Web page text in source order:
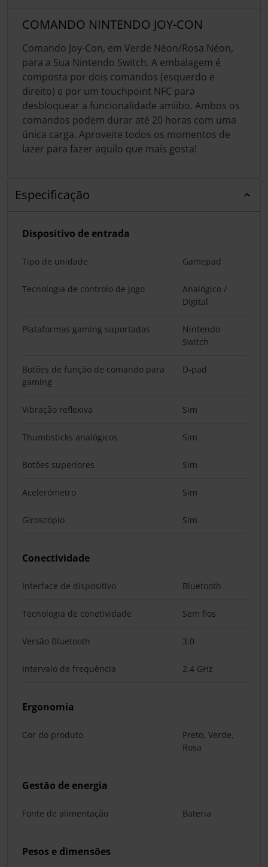
COMANDO NINTENDO JOY-CON
Comando Joy-Con, em Verde Néon/Rosa Néon,
para a Sua Nintendo Switch. A embalagem é
composta por dois comandos (esquerdo e
direito) e por um touchpoint NFC para
desbloquear a funcionalidade amiibo. Ambos os
comandos podem durar até 20 horas com uma
única carga. Aproveite todos os momentos de
lazer para fazer aquilo que mais gosta!
Especificação
Dispositivo de entrada
Tipo de unidade Gamepad
Tecnologia de controlo de jogo
Analógico /
Digital
Plataformas gaming suportadas
Nintendo
Switch
Botões de função de comando para
gaming
D-pad
Vibração reflexiva Sim
Thumbsticks analógicos Sim
Botões superiores Sim
Acelerómetro Sim
Giroscópio Sim
Conectividade
Interface de dispositivo Bluetooth
Tecnologia de conetividade Sem fios
Versão Bluetooth 3.0
Intervalo de frequência 2,4 GHz
Ergonomia
Cor do produto
Preto, Verde,
Rosa
Gestão de energia
Fonte de alimentação Bateria
Pesos e dimensões